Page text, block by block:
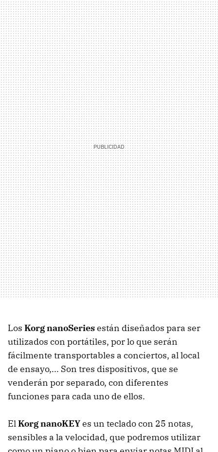
Los Korg nanoSeriesestán diseñados para ser
utilizados con portátiles, por lo que serán
fácilmente transportables a conciertos, al local
de ensayo,... Son tres dispositivos, que se
venderán por separado, con diferentes
funciones para cada uno de ellos.
ElKorg nanoKEYes un teclado con 25 notas,
sensibles a la velocidad, que podremos utilizar